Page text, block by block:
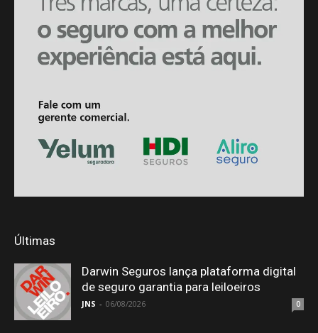
Últimas
Darwin Seguros lança plataforma digital
de seguro garantia para leiloeiros
JNS - 06/08/2026 0